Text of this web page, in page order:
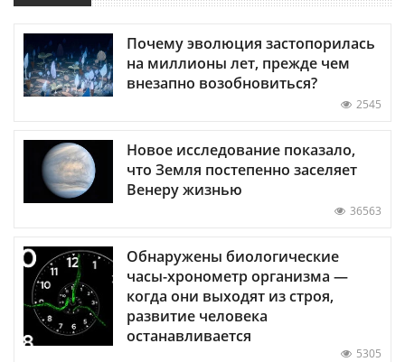
Почему эволюция застопорилась
на миллионы лет, прежде чем
внезапно возобновиться?
2545
Новое исследование показало,
что Земля постепенно заселяет
Венеру жизнью
36563
Обнаружены биологические
часы-хронометр организма —
когда они выходят из строя,
развитие человека
останавливается
5305